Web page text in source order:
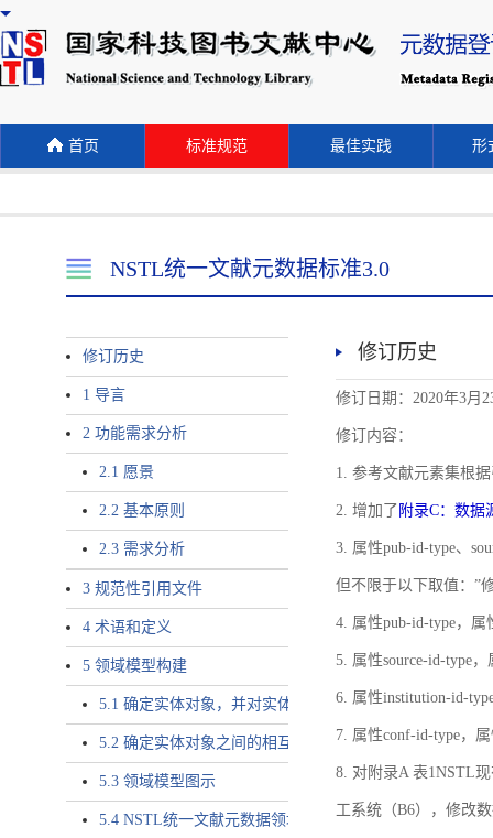
首页 标准规范 最佳实践 形
NSTL统一文献元数据标准3.0
修订历史
1 导言
2 功能需求分析
2.1 愿景
2.2 基本原则
2.3 需求分析
3 规范性引用文件
4 术语和定义
5 领域模型构建
5.1 确定实体对象，并对实体对象命名
5.2 确定实体对象之间的相互关系，定义实体对象之间的
5.3 领域模型图示
5.4 NSTL统一文献元数据领域模型的验证
修订历史
修订日期：2020年3月
修订内容：
1. 参考文献元素集根
2. 增加了 附录C：数据
3. 属性pub-id-type、
但不限于以下取值：”
4. 属性pub-id-type，属
5. 属性source-id-type
6. 属性institution-id-
7. 属性conf-id-type，
8. 对附录A 表1NSTL
工系统（B6），修改